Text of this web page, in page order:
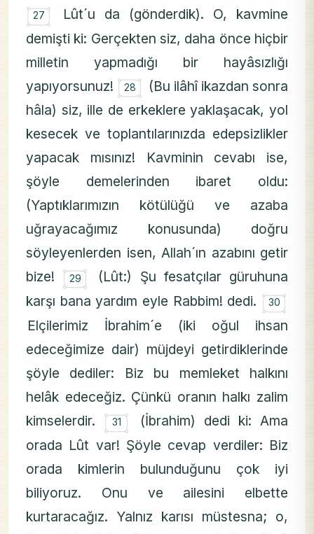
۝
27
Lût´u da (gönderdik). O, kavmine
demişti ki: Gerçekten siz, daha önce hiçbir
milletin yapmadığı bir hayâsızlığı
yapıyorsunuz! ۝
28
(Bu ilâhî ikazdan sonra
hâla) siz, ille de erkeklere yaklaşacak, yol
kesecek ve toplantılarınızda edepsizlikler
yapacak mısınız! Kavminin cevabı ise,
şöyle demelerinden ibaret oldu:
(Yaptıklarımızın kötülüğü ve azaba
uğrayacağımız konusunda) doğru
söyleyenlerden isen, Allah´ın azabını getir
bize! ۝
29
(Lût:) Şu fesatçılar güruhuna
karşı bana yardım eyle Rabbim! dedi. ۝
30
Elçilerimiz İbrahim´e (iki oğul ihsan
edeceğimize dair) müjdeyi getirdiklerinde
şöyle dediler: Biz bu memleket halkını
helâk edeceğiz. Çünkü oranın halkı zalim
kimselerdir. ۝
31
(İbrahim) dedi ki: Ama
orada Lût var! Şöyle cevap verdiler: Biz
orada kimlerin bulunduğunu çok iyi
biliyoruz. Onu ve ailesini elbette
kurtaracağız. Yalnız karısı müstesna; o,